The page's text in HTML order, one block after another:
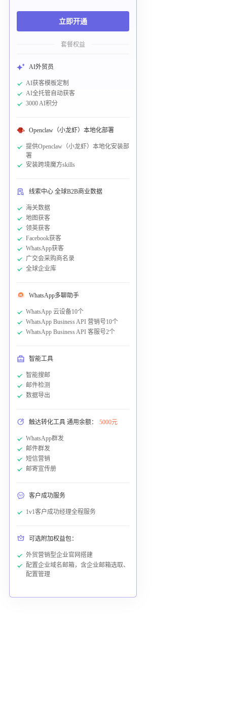
立即开通
套餐权益
AI外贸员
AI获客模板定制
AI全托管自动获客
3000 AI积分
Openclaw（小龙虾）本地化部署
提供Openclaw（小龙虾）本地化安装部
署
安装跨境魔方skills
线索中心 全球B2B商业数据
海关数据
地图获客
领英获客
Facebook获客
WhatsApp获客
广交会采购商名录
全球企业库
WhatsApp多聊助手
WhatsApp 云设备10个
WhatsApp Business API 营销号10个
WhatsApp Business API 客服号2个
智能工具
智能搜邮
邮件检测
数据导出
触达转化工具 通用余额： 5000元
WhatsApp群发
邮件群发
短信营销
邮寄宣传册
客户成功服务
1v1客户成功经理全程服务
可选附加权益包：
外贸营销型企业官网搭建
配置企业域名邮箱，含企业邮箱选取、
配置管理